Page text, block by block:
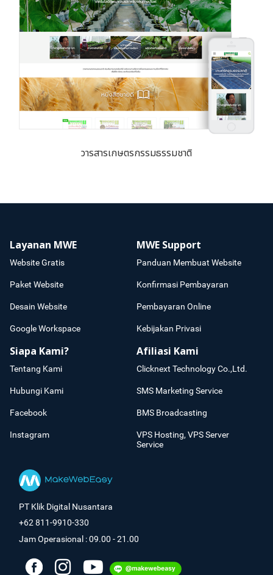
วารสารเกษตรกรรมธรรมชาติ
Layanan MWE
Website Gratis
Paket Website
Desain Website
Google Workspace
MWE Support
Panduan Membuat Website
Konfirmasi Pembayaran
Pembayaran Online
Kebijakan Privasi
Siapa Kami?
Tentang Kami
Hubungi Kami
Facebook
Instagram
Afiliasi Kami
Clicknext Technology Co.,Ltd.
SMS Marketing Service
BMS Broadcasting
VPS Hosting, VPS Server
Service
PT Klik Digital Nusantara
+62 811-9910-330
Jam Operasional : 09.00 - 21.00